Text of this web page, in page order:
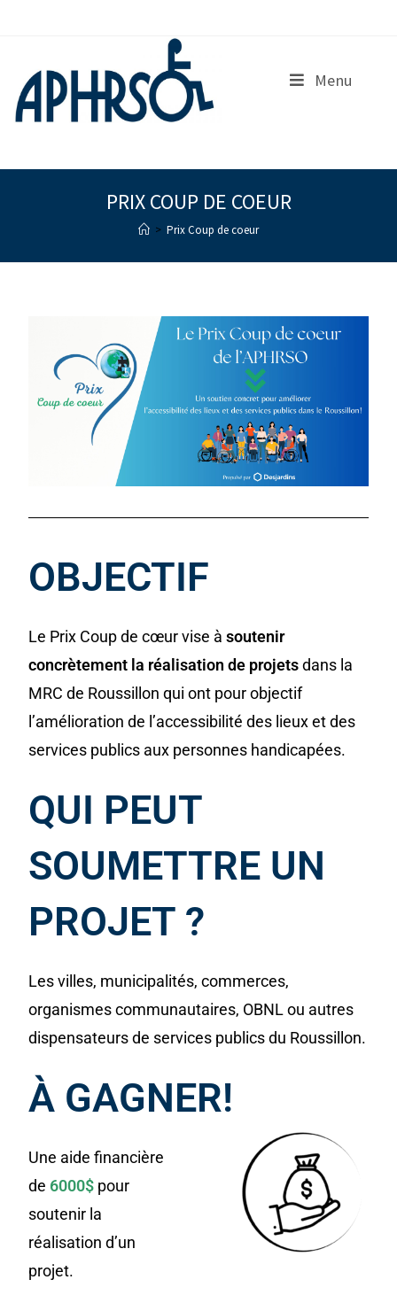
Menu
PRIX COUP DE COEUR
> Prix Coup de coeur
OBJECTIF
Le Prix Coup de cœur vise àsoutenir
concrètement la réalisation de projetsdans la
MRC de Roussillon qui ont pour objectif
l’amélioration de l’accessibilité des lieux et des
services publics aux personnes handicapées.
QUI PEUT
SOUMETTRE UN
PROJET ?
Les villes, municipalités, commerces,
organismes communautaires, OBNL ou autres
dispensateurs de services publics du Roussillon.
À GAGNER!
Une aide financière
de 6000$ pour
soutenir la
réalisation d’un
projet.